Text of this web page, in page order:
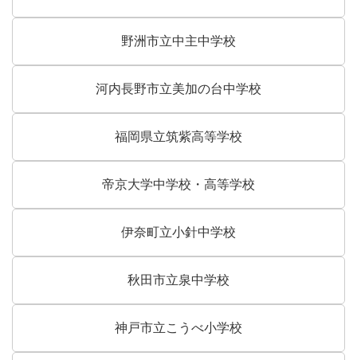
野洲市立中主中学校
河内長野市立美加の台中学校
福岡県立筑紫高等学校
帝京大学中学校・高等学校
伊奈町立小針中学校
秋田市立泉中学校
神戸市立こうべ小学校